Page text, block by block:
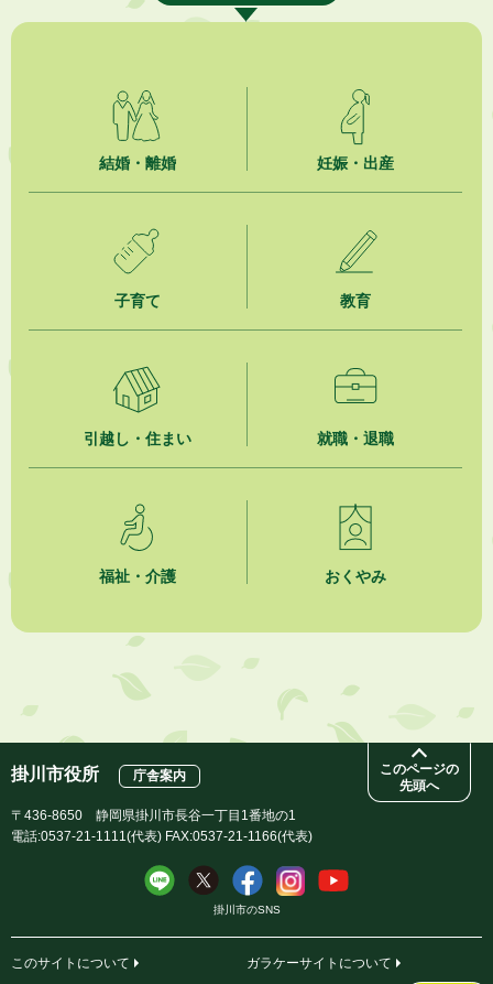
【日本DX大賞2026】ポスターセッション最優秀賞を受賞しました！
市民の勇気ある応急手当に感謝状を贈呈しました
夏季休暇期間 開業医等診療予定
「水道カルテ」の公表について
企業版ふるさと納税（地方創生応援税制）のお願い
【参加者募集】プロ棋士から学ぼう！はじめての将棋教室
2026年8月1日
市民活動カレンダー（リスト形式）
2026年8月1日
市議会だより 第100号 (令和8年8月1日発行)を掲載しました
結婚・離婚 妊娠・出産
子育て 教育
引越し・住まい 就職・退職
福祉・介護 おくやみ
このページの
先頭へ
掛川市役所 庁舎案内
〒436-8650 静岡県掛川市長谷一丁目1番地の1
電話:0537-21-1111(代表) FAX:0537-21-1166(代表)
掛川市のSNS
このサイトについて ガラケーサイトについて